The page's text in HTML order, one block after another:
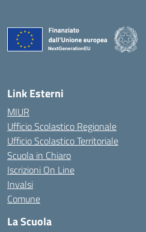
Link Esterni
MIUR
Ufficio Scolastico Regionale
Ufficio Scolastico Territoriale
Scuola in Chiaro
Iscrizioni On Line
Invalsi
Comune
La Scuola